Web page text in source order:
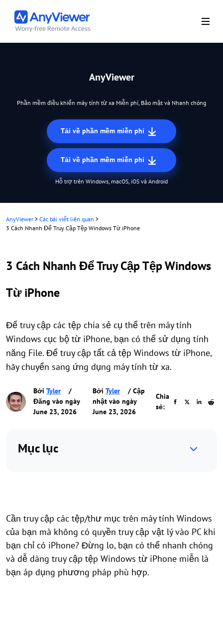
AnyViewer
Phần mềm điều khiển máy tính từ xa Miễn phí, Bảo mật và Nhanh chóng
Tải về phần mềm miễn phí
Tải về phần mềm miễn phí
Hỗ trợ trên Windows, macOS, iOS và Android
AnyViewer > Các bài viết liên quan >
3 Cách Nhanh Để Truy Cập Tệp Windows Từ iPhone
3 Cách Nhanh Để Truy Cập Tệp Windows
Từ iPhone
Để truy cập các tệp chia sẻ cụ thể trên máy tính
Windows cục bộ từ iPhone, bạn có thể sử dụng tính
năng File. Để truy cập tất cả tệp Windows từ iPhone,
hãy chuyển sang ứng dụng máy tính từ xa.
Bởi Tyler
/
Đăng vào ngày
June 23, 2026
Bởi Tyler
/ Cập
nhật vào ngày
June 23, 2026
Chia
sẻ:
Mục lục
Cần truy cập các tệp/thư mục trên máy tính Windows
của bạn mà không có quyền truy cập vật lý vào PC khi
bạn chỉ có iPhone? Đừng lo, bạn có thể nhanh chóng
và dễ dàng truy cập tệp Windows từ iPhone miễn là
bạn áp dụng phương pháp phù hợp.